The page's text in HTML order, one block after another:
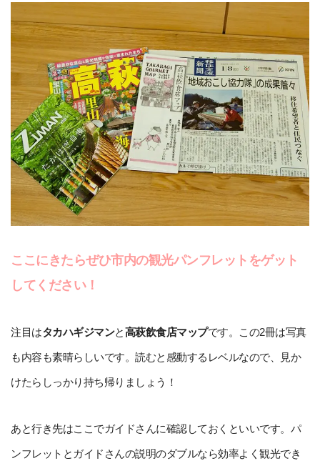
ここにきたらぜひ市内の観光パンフレットをゲット
してください！
注目はタカハギジマンと高萩飲食店マップです。この2冊は写真
も内容も素晴らしいです。読むと感動するレベルなので、見か
けたらしっかり持ち帰りましょう！
あと行き先はここでガイドさんに確認しておくといいです。パ
ンフレットとガイドさんの説明のダブルなら効率よく観光でき